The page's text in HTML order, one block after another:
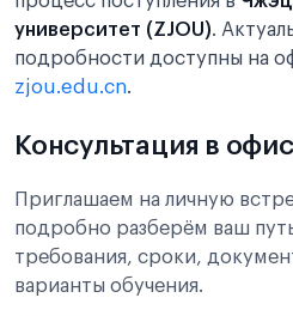
университет (ZJOU).
подробности доступны на
zjou.edu.cn.
Консультация в
Приглашаем на личную
подробно разберём ваш
требования, сроки,
варианты обучения.